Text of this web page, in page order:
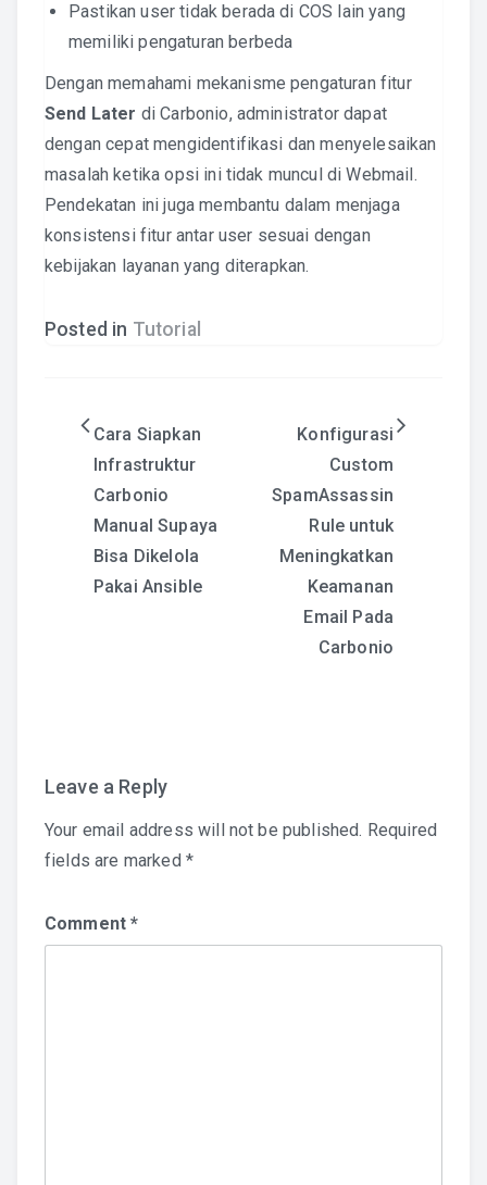
Pastikan user tidak berada di COS lain yang
memiliki pengaturan berbeda
Dengan memahami mekanisme pengaturan fitur
Send Later di Carbonio, administrator dapat
dengan cepat mengidentifikasi dan menyelesaikan
masalah ketika opsi ini tidak muncul di Webmail.
Pendekatan ini juga membantu dalam menjaga
konsistensi fitur antar user sesuai dengan
kebijakan layanan yang diterapkan.
Posted in Tutorial
Post
navigation
Cara Siapkan
Infrastruktur
Carbonio
Manual Supaya
Bisa Dikelola
Pakai Ansible
Konfigurasi
Custom
SpamAssassin
Rule untuk
Meningkatkan
Keamanan
Email Pada
Carbonio
Leave a Reply
Your email address will not be published. Required
fields are marked *
Comment*